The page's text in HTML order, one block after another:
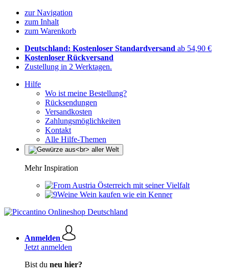
zur Navigation
zum Inhalt
zum Warenkorb
Deutschland: Kostenloser Standardversand ab 54,90 €
Kostenloser Rückversand
Zustellung in 2 Werktagen.
Hilfe
Wo ist meine Bestellung?
Rücksendungen
Versandkosten
Zahlungsmöglichkeiten
Kontakt
Alle Hilfe-Themen
Mehr Inspiration
Österreich mit seiner Vielfalt
Wein kaufen wie ein Kenner
Anmelden
Jetzt anmelden
Bist du neu hier?